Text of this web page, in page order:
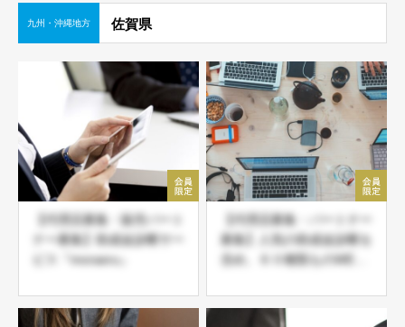
九州・沖縄地方 佐賀県
【代理店募集・販売パート
ナー募集】助成金診断サー
ビス『moraeru』
【代理店募集・パートナー
募集】人気の助成金診断を
含め、６０種類ものWEB
扱い可能な ＪＤネットパ
ートナー募集